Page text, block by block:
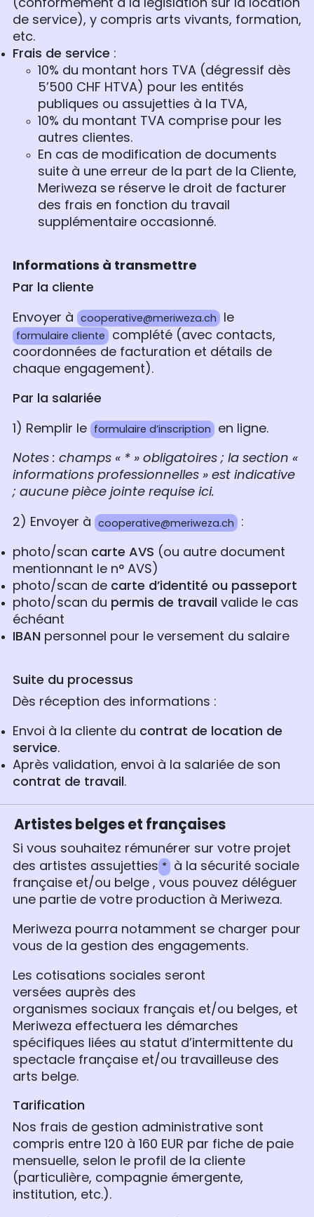
(conformément à la législation sur la location
de service), y compris arts vivants, formation,
etc.
Frais de service :
10% du montant hors TVA (dégressif dès
5’500 CHF HTVA) pour les entités
publiques ou assujetties à la TVA,
10% du montant TVA comprise pour les
autres clientes.
En cas de modification de documents
suite à une erreur de la part de la Cliente,
Meriweza se réserve le droit de facturer
des frais en fonction du travail
supplémentaire occasionné.
Informations à transmettre
Par la cliente
Envoyer à cooperative@meriweza.ch le
formulaire cliente
complété (avec contacts,
coordonnées de facturation et détails de
chaque engagement).
Par la salariée
1) Remplir le formulaire d’inscription en ligne.
Notes : champs « * » obligatoires ; la section «
informations professionnelles » est indicative
; aucune pièce jointe requise ici.
2) Envoyer à cooperative@meriweza.ch :
photo/scan carte AVS (ou autre document
mentionnant le n° AVS)
photo/scan de carte d’identité ou passeport
photo/scan du permis de travail valide le cas
échéant
IBAN personnel pour le versement du salaire
Suite du processus
Dès réception des informations :
Envoi à la cliente du contrat de location de
service.
Après validation, envoi à la salariée de son
contrat de travail .
Artistes belges et françaises
Si vous souhaitez rémunérer sur votre projet
des artistes assujetties *
à la sécurité sociale
française et/ou belge , vous pouvez déléguer
une partie de votre production à Meriweza.
Meriweza pourra notamment se charger pour
vous de la gestion des engagements.
Les cotisations sociales seront
versées auprès des
organismes sociaux français et/ou belges, et
Meriweza effectuera les démarches
spécifiques liées au statut d’intermittente du
spectacle française et/ou travailleuse des
arts belge.
Tarification
Nos frais de gestion administrative sont
compris entre 120 à 160 EUR par fiche de paie
mensuelle, selon le profil de la cliente
(particulière, compagnie émergente,
institution, etc.).